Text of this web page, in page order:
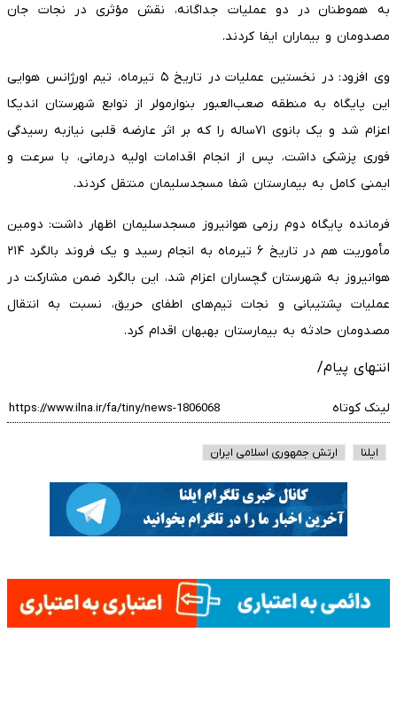
به هموطنان در دو عملیات جداگانه، نقش مؤثری در نجات جان
مصدومان و بیماران ایفا کردند.
وی افزود: در نخستین عملیات در تاریخ ۵ تیرماه، تیم اورژانس هوایی
این پایگاه به منطقه صعب‌العبور بنوارمولر از توابع شهرستان اندیکا
اعزام شد و یک بانوی ۷۱ساله را که بر اثر عارضه قلبی نیازبه رسیدگی
فوری پزشکی داشت، پس از انجام اقدامات اولیه درمانی، با سرعت و
ایمنی کامل به بیمارستان شفا مسجدسلیمان منتقل کردند.
فرمانده پایگاه دوم رزمی هوانیروز مسجدسلیمان اظهار داشت: دومین
مأموریت هم در تاریخ ۶ تیرماه به انجام رسید و یک فروند بالگرد ۲۱۴
هوانیروز به شهرستان گچساران اعزام شد، این بالگرد ضمن مشارکت در
عملیات پشتیبانی و نجات تیم‌های اطفای حریق، نسبت به انتقال
مصدومان حادثه به بیمارستان بهبهان اقدام کرد.
انتهای پیام/
لینک کوتاه
ایلنا ارتش جمهوری اسلامی ایران